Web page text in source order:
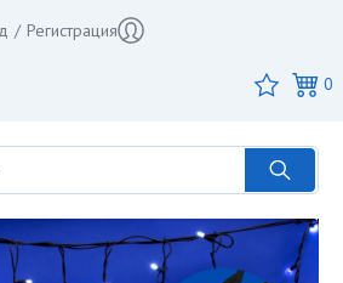
/ Регистрация
0